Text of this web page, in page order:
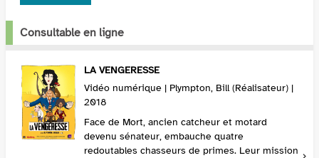
Consultable en ligne
LA VENGERESSE
Vidéo numérique | Plympton, Bill (Réalisateur) |
2018
Face de Mort, ancien catcheur et motard
devenu sénateur, embauche quatre
redoutables chasseurs de primes. Leur mission